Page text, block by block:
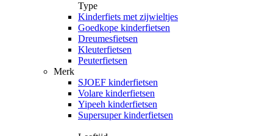
Type
Kinderfiets met zijwieltjes
Goedkope kinderfietsen
Dreumesfietsen
Kleuterfietsen
Peuterfietsen
Merk
SJOEF kinderfietsen
Volare kinderfietsen
Yipeeh kinderfietsen
Supersuper kinderfietsen